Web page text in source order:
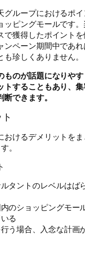
グループにおけるポ
ッピングモールです
で獲得したポイント
ンペーン期間中であれ
珍しくありません。
ものが話題になりや
トすることもあり、
できます。
おけるデメリットを
。
タントのレベルはば
のショッピングモー
る
う場合、入念な計画